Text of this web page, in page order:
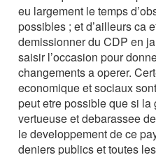
eu largement le temps
possibles ; et d’ailleurs ca
demissionner du CDP en
saisir l’occasion pour
changements a operer.
economique et sociaux
peut etre possible que si
vertueuse et debarassee
le developpement de ce
deniers publics et toutes